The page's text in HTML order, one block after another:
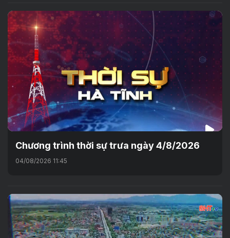
Chương trình thời sự trưa ngày 4/8/2026
04/08/2026 11:45